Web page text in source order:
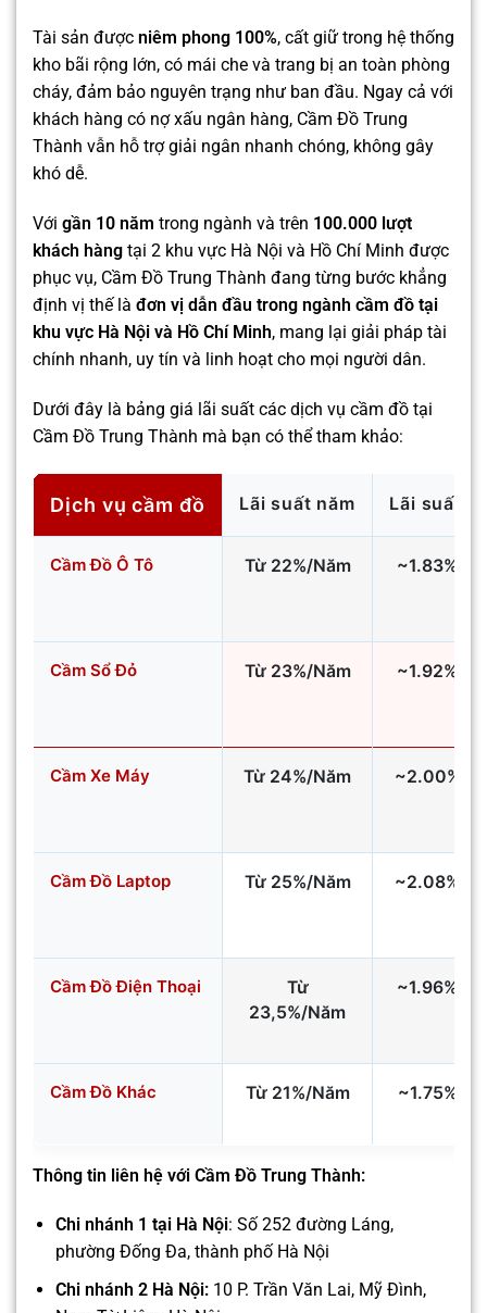
Tài sản được niêm phong 100%, cất giữ trong hệ thống
kho bãi rộng lớn, có mái che và trang bị an toàn phòng
cháy, đảm bảo nguyên trạng như ban đầu. Ngay cả với
khách hàng có nợ xấu ngân hàng, Cầm Đồ Trung
Thành vẫn hỗ trợ giải ngân nhanh chóng, không gây
khó dễ.
Với gần 10 năm trong ngành và trên 100.000 lượt
khách hàng tại 2 khu vực Hà Nội và Hồ Chí Minh được
phục vụ, Cầm Đồ Trung Thành đang từng bước khẳng
định vị thế là đơn vị dẫn đầu trong ngành cầm đồ tại
khu vực Hà Nội và Hồ Chí Minh, mang lại giải pháp tài
chính nhanh, uy tín và linh hoạt cho mọi người dân.
Dưới đây là bảng giá lãi suất các dịch vụ cầm đồ tại
Cầm Đồ Trung Thành mà bạn có thể tham khảo:
Dịch vụ cầm đồ Lãi suất năm Lãi suất
Cầm Đồ Ô Tô Từ 22%/Năm ~1.83%/
Cầm Sổ Đỏ Từ 23%/Năm ~1.92%/
Cầm Xe Máy Từ 24%/Năm ~2.00%/
Cầm Đồ Laptop Từ 25%/Năm ~2.08%/
Cầm Đồ Điện Thoại
Từ
23,5%/Năm
~1.96%/
Cầm Đồ Khác Từ 21%/Năm ~1.75%/
Thông tin liên hệ với Cầm Đồ Trung Thành:
Chi nhánh 1 tại Hà Nội: Số 252 đường Láng,
phường Đống Đa, thành phố Hà Nội
Chi nhánh 2 Hà Nội:10 P. Trần Văn Lai, Mỹ Đình,